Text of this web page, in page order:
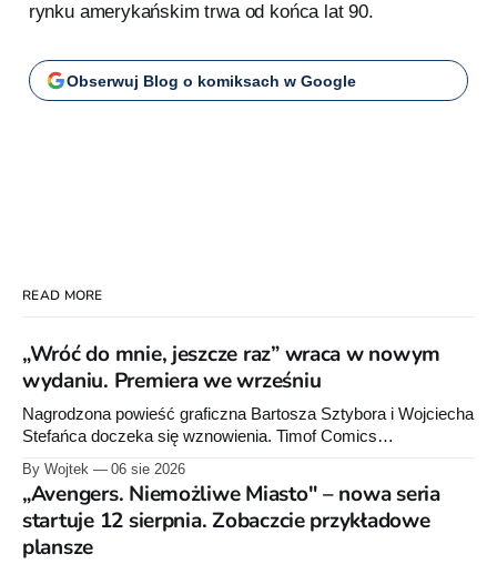
rynku amerykańskim trwa od końca lat 90.
Obserwuj Blog o komiksach w Google
READ MORE
„Wróć do mnie, jeszcze raz” wraca w nowym
wydaniu. Premiera we wrześniu
Nagrodzona powieść graficzna Bartosza Sztybora i Wojciecha
Stefańca doczeka się wznowienia. Timof Comics
przygotowuje nową edycję albumu „Wróć do mnie, jeszcze
raz”, którego pierwsze wydanie ukazało się w 2015 roku.
By Wojtek 06 sie 2026
„Avengers. Niemożliwe Miasto" – nowa seria
startuje 12 sierpnia. Zobaczcie przykładowe
plansze